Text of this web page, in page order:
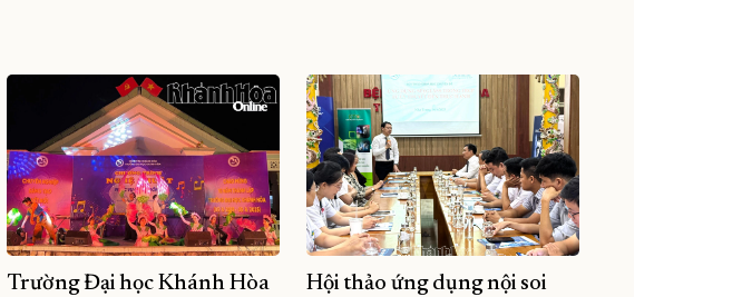
Trường Đại học Khánh Hòa
Hội thảo ứng dụng nội soi